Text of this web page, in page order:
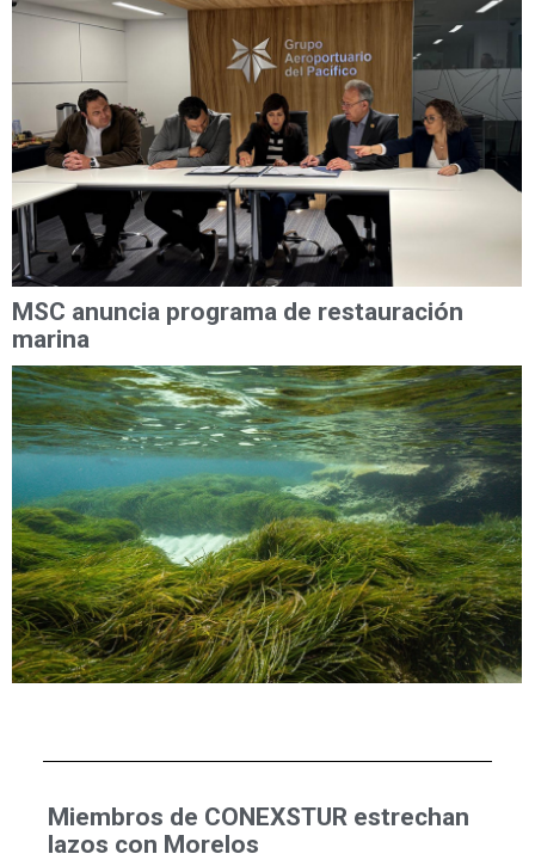
MSC anuncia programa de restauración
marina
Miembros de CONEXSTUR estrechan
lazos con Morelos